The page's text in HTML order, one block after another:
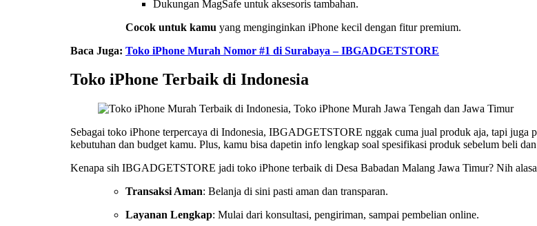
Dukungan MagSafe untuk aksesoris tambahan.
Cocok untuk kamu yang menginginkan iPhone kecil dengan fitur premium.
Baca Juga: Toko iPhone Murah Nomor #1 di Surabaya – IBGADGETSTORE
Toko iPhone Terbaik di Indonesia
Sebagai toko iPhone terpercaya di Indonesia, IBGADGETSTORE nggak cuma jual produk aja, tapi juga
kebutuhan dan budget kamu. Plus, kamu bisa dapetin info lengkap soal spesifikasi produk sebelum beli
Kenapa sih IBGADGETSTORE jadi toko iPhone terbaik di Desa Babadan Malang Jawa Timur? Nih
Transaksi Aman: Belanja di sini pasti aman dan transparan.
Layanan Lengkap: Mulai dari konsultasi, pengiriman, sampai pembelian online.